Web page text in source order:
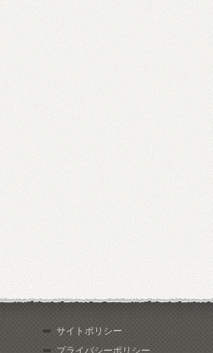
サイトポリシー
プライバシーポリシー